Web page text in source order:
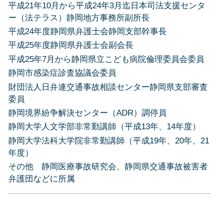
平成21年10月から平成24年3月迄日本司法支援センタ
ー（法テラス）静岡地方事務所副所長
平成24年度静岡県弁護士会静岡支部幹事長
平成25年度静岡県弁護士会副会長
平成25年7月から静岡県立こども病院倫理委員会委員
静岡市感染症診査協議会委員
財団法人日弁連交通事故相談センター静岡県支部審査
委員
静岡境界紛争解決センター（ADR）調停員
静岡大学人文学部非常勤講師（平成13年、14年度）
静岡大学法科大学院非常勤講師（平成19年、20年、21
年度）
その他 静岡医療事故研究会、静岡県交通事故被害者
弁護団などに所属